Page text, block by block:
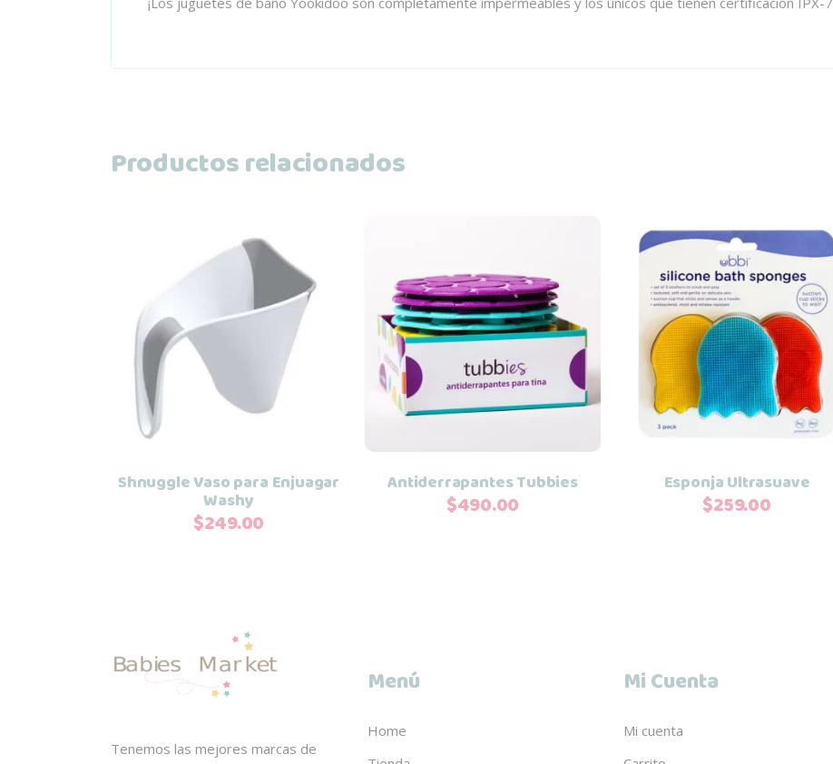
Productos relacionados
Añadir al carrito
Shnuggle Vaso para Enjuagar
Washy
$249.00
Añadir al carrito
Antiderrapantes Tubbies
$490.00
Añadir al carrito
Esponja Ultrasuave
$259.00
Tenemos las mejores marcas de
Menú
Home
Mi Cuenta
Mi cuenta